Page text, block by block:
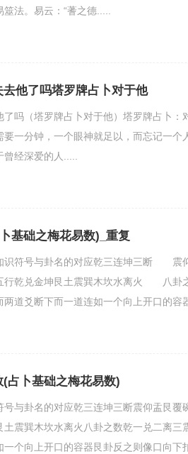
法。易云：“蓍之德.....
他了吗塔罗牌占卜对于他
吗（塔罗牌占卜对于他）塔罗牌占卜：
一分钟，一个眼神就足以，而忘记一个
经深爱的人.....
基础之梅花易数)_重复
符号与卦名的对应乾三连坤三断 震仰
乾兑金坤艮土震巽木坎水离火 八卦之
爻断下而一道连如一个向上开口的容器
占卜基础之梅花易数)
与卦名的对应乾三连坤三断震仰盂艮覆
土震巽木坎水离火八卦之数乾一兑二离三
个向上开口的容器艮卦反之则像口向下